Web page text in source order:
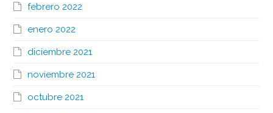
febrero 2022
enero 2022
diciembre 2021
noviembre 2021
octubre 2021